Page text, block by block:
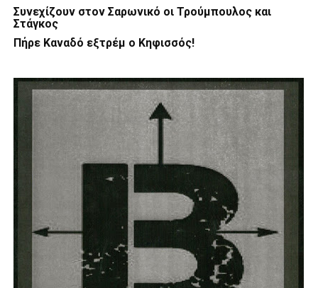
Συνεχίζουν στον Σαρωνικό οι Τρούμπουλος και
Στάγκος
Πήρε Καναδό εξτρέμ ο Κηφισσός!